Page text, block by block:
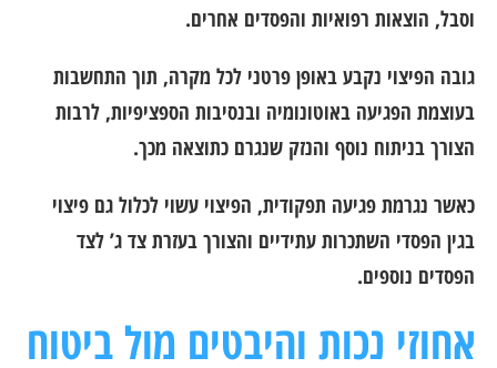
וסבל, הוצאות רפואיות והפסדים אחרים.
גובה הפיצוי נקבע באופן פרטני לכל מקרה, תוך התחשבות
בעוצמת הפגיעה באוטונומיה ובנסיבות הספציפיות, לרבות
הצורך בניתוח נוסף והנזק שנגרם כתוצאה מכך.
כאשר נגרמת פגיעה תפקודית, הפיצוי עשוי לכלול גם פיצוי
בגין הפסדי השתכרות עתידיים והצורך בעזרת צד ג’ לצד
הפסדים נוספים.
אחוזי נכות והיבטים מול ביטוח